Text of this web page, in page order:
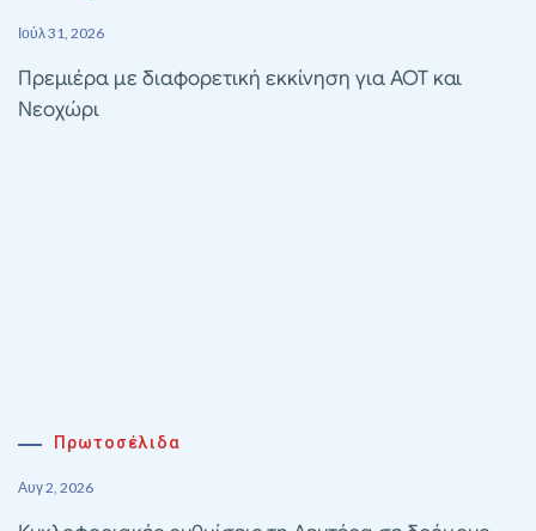
Ιούλ 31, 2026
Πρεμιέρα με διαφορετική εκκίνηση για ΑΟΤ και
Νεοχώρι
Πρωτοσέλιδα
Αυγ 2, 2026